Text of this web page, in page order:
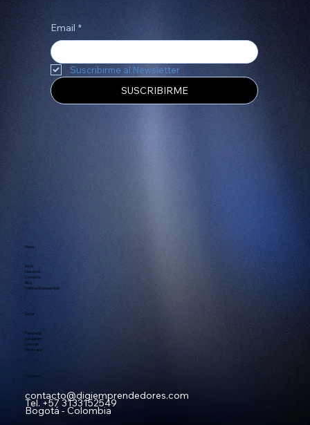
Email *
Suscribirme al Newsletter
SUSCRIBIRME
Menú
Inicio
Nosotros
Contacto
Blog
Política de privacidad
Social
Facebook
Instagram
Linkedin
Whatsapp
Contacto
contacto@digiemprendedores.com
Tel.+57 3133152549
Bogotá - Colombia